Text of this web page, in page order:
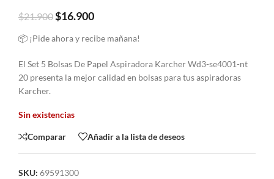
$21.900$16.900
📦 ¡Pide ahora y recibe mañana!
El Set 5 Bolsas De Papel Aspiradora Karcher Wd3-se4001-nt
20 presenta la mejor calidad en bolsas para tus aspiradoras
Karcher.
Sin existencias
Comparar Añadir a la lista de deseos
SKU: 69591300